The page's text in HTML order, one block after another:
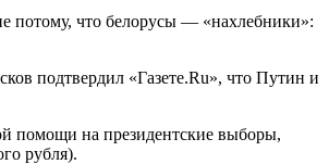
потому, что белорусы — «нахлебники»:
подтвердил «Газете.Ru», что Путин и
помощи на президентские выборы,
рубля).